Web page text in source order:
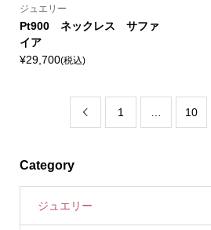
ジュエリー
Pt900 ネックレス サファ
イア
¥29,700(税込)
 1 … 10
Category
ジュエリー